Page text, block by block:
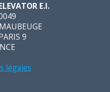
E.I.
9
légales